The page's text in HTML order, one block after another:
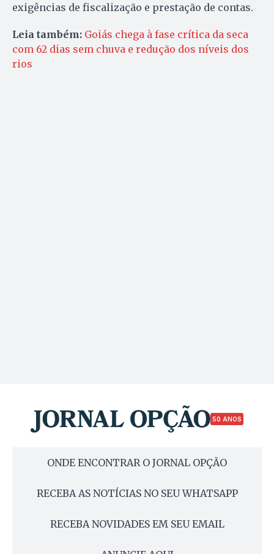
exigências de fiscalização e prestação de contas.
Leia também: Goiás chega à fase crítica da seca
com 62 dias sem chuva e redução dos níveis dos
rios
50 ANOS
ONDE ENCONTRAR O JORNAL OPÇÃO
RECEBA AS NOTÍCIAS NO SEU WHATSAPP
RECEBA NOVIDADES EM SEU EMAIL